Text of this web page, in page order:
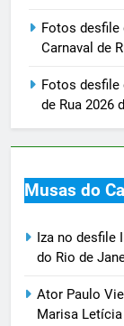
Fotos desfile
Carnaval de
Fotos desfile
de Rua 2026
Musas do
Iza no desfile
do Rio de
Ator Paulo
Marisa